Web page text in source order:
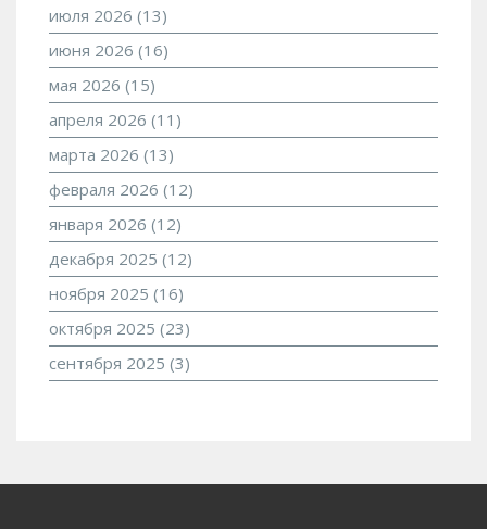
июля 2026 (13)
июня 2026 (16)
мая 2026 (15)
апреля 2026 (11)
марта 2026 (13)
февраля 2026 (12)
января 2026 (12)
декабря 2025 (12)
ноября 2025 (16)
октября 2025 (23)
сентября 2025 (3)